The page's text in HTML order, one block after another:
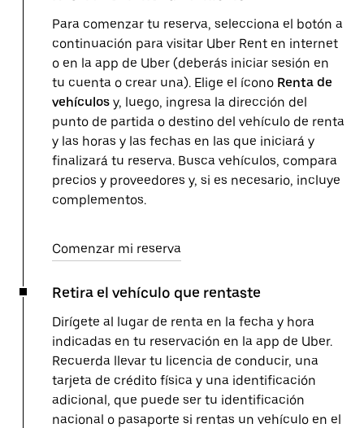
Para comenzar tu reserva, selecciona el botón a
continuación para visitar Uber Rent en internet
o en la app de Uber (deberás iniciar sesión en
tu cuenta o crear una). Elige el ícono Renta de
vehículos y, luego, ingresa la dirección del
punto de partida o destino del vehículo de renta
y las horas y las fechas en las que iniciará y
finalizará tu reserva. Busca vehículos, compara
precios y proveedores y, si es necesario, incluye
complementos.
Comenzar mi reserva
Retira el vehículo que rentaste
Dirígete al lugar de renta en la fecha y hora
indicadas en tu reservación en la app de Uber.
Recuerda llevar tu licencia de conducir, una
tarjeta de crédito física y una identificación
adicional, que puede ser tu identificación
nacional o pasaporte si rentas un vehículo en el